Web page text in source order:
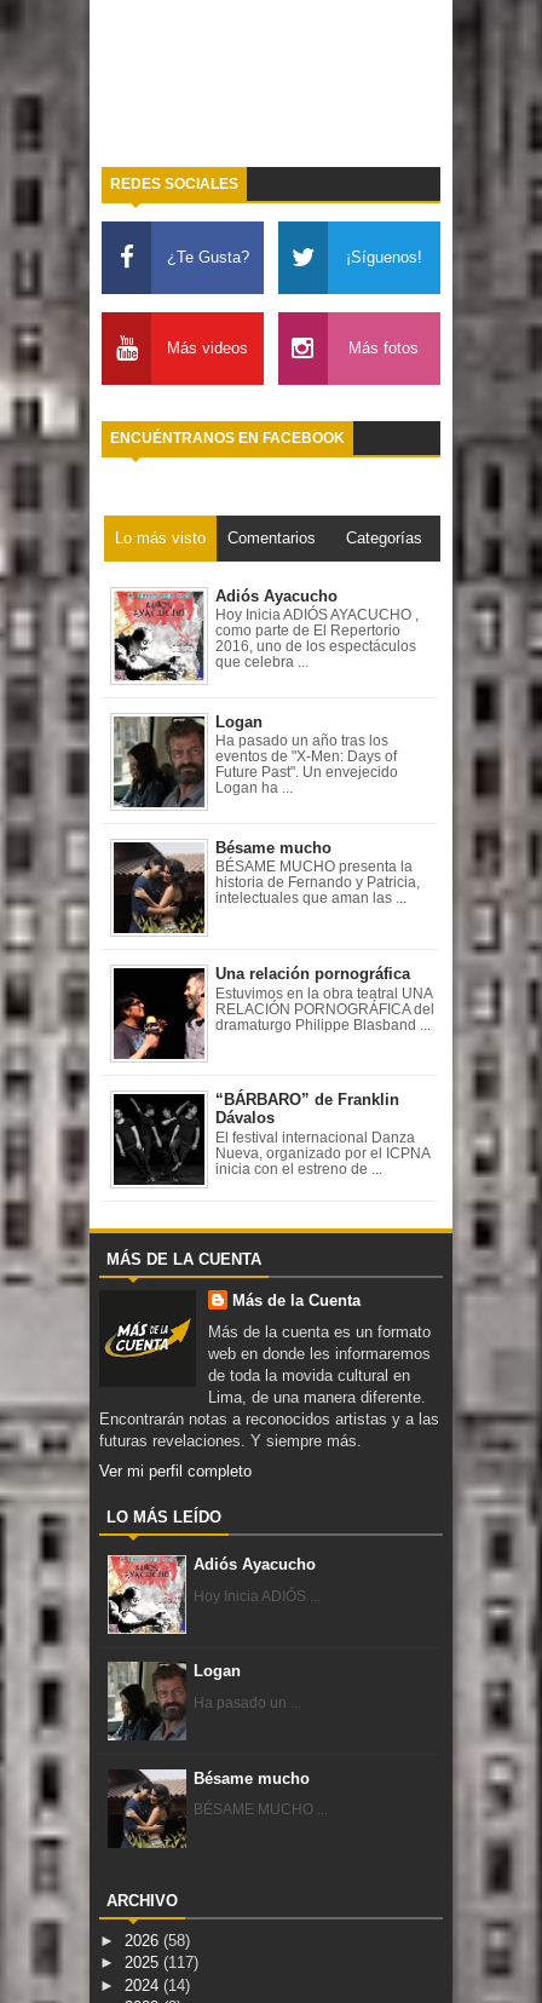
REDES SOCIALES
¿Te Gusta? ¡Síguenos!
Más videos Más fotos
ENCUÉNTRANOS EN FACEBOOK
Lo más visto Comentarios Categorías
Adiós Ayacucho
Hoy Inicia ADIÓS AYACUCHO ,
como parte de El Repertorio
2016, uno de los espectáculos
que celebra ...
Logan
Ha pasado un año tras los
eventos de "X-Men: Days of
Future Past". Un envejecido
Logan ha ...
Bésame mucho
BÉSAME MUCHO presenta la
historia de Fernando y Patricia,
intelectuales que aman las ...
Una relación pornográfica
Estuvimos en la obra teatral UNA
RELACIÓN PORNOGRÁFICA del
dramaturgo Philippe Blasband ...
“BÁRBARO” de Franklin
Dávalos
El festival internacional Danza
Nueva, organizado por el ICPNA
inicia con el estreno de ...
MÁS DE LA CUENTA
Más de la Cuenta
Más de la cuenta es un formato
web en donde les informaremos
de toda la movida cultural en
Lima, de una manera diferente.
Encontrarán notas a reconocidos artistas y a las
futuras revelaciones. Y siempre más.
Ver mi perfil completo
LO MÁS LEÍDO
Adiós Ayacucho
Hoy Inicia ADIÓS ...
Logan
Ha pasado un ...
Bésame mucho
BÉSAME MUCHO ...
ARCHIVO
► 2026 (58)
► 2025 (117)
► 2024 (14)